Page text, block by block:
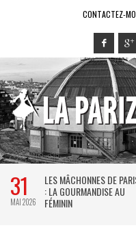
CONTACTEZ-
31
MAI 2026
LES MÂCHONNES DE
: LA GOURMANDISE AU
FÉMININ